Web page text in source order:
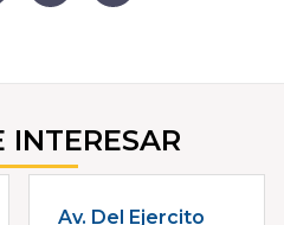
INTERESAR
Av. Del Ejercito